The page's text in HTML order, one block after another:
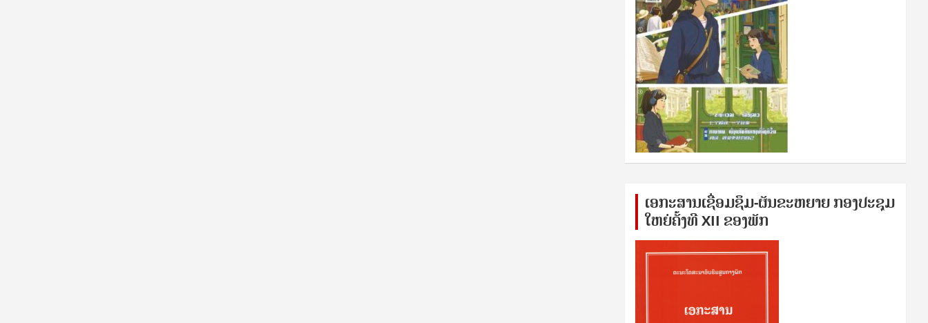
ເອກ​ະ​ສານ​ເຊ​ື່ອມ​ຊ​ຶມ-ຜັນ​ຂະ​ຫ​ຍາຍ ກອງ​ປະ​ຊຸມ​
ໃຫຍ່​ຄັ້ງ​ທີ XII ຂອງ​ພັກ